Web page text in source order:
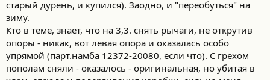
старый дурень, и купился). Заодно, и "переобуться" на
зиму.
Кто в теме, знает, что на 3,3. снять рычаги, не открутив
опоры - никак, вот левая опора и оказалась особо
упрямой (парт.намба 12372-20080, если что). С грехом
пополам сняли - оказалось - оригинальная, но убитая в